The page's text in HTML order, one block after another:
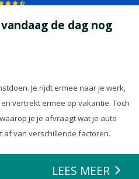
de dag nog
Je rijdt ermee naar je werk,
vertrekt ermee op vakantie. Toch
je je afvraagt wat je auto
af van verschillende factoren.
LEES MEER